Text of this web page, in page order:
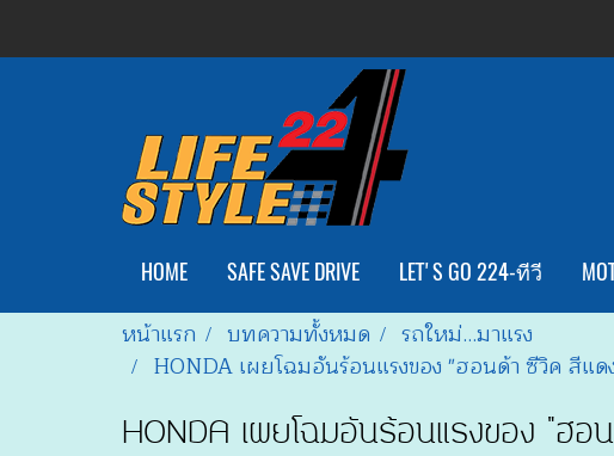
HOME SAFE SAVE DRIVE LET'S GO 224-ทีวี
หน้าแรก บทความทั้งหมด
รถใหม่...มาแรง
HONDA เผยโฉมอันร้อนแรงของ "ฮอนด้า ซีวิค สี
HONDA เผยโฉมอันร้อนแรงของ "ฮ